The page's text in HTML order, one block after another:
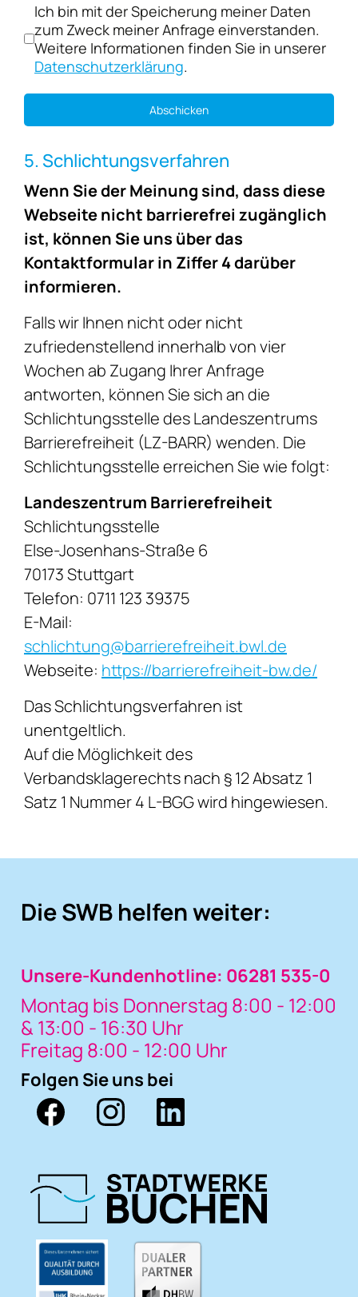
Ich bin mit der Speicherung meiner Daten
zum Zweck meiner Anfrage einverstanden.
Weitere Informationen finden Sie in unserer
Datenschutzerklärung.
Abschicken
5. Schlichtungsverfahren
Wenn Sie der Meinung sind, dass diese
Webseite nicht barrierefrei zugänglich
ist, können Sie uns über das
Kontaktformular in Ziffer 4 darüber
informieren.
Falls wir Ihnen nicht oder nicht
zufriedenstellend innerhalb von vier
Wochen ab Zugang Ihrer Anfrage
antworten, können Sie sich an die
Schlichtungsstelle des Landeszentrums
Barrierefreiheit (LZ-BARR) wenden. Die
Schlichtungsstelle erreichen Sie wie folgt:
Landeszentrum Barrierefreiheit
Schlichtungsstelle
Else-Josenhans-Straße 6
70173 Stuttgart
Telefon: 0711 123 39375
E-Mail:
schlichtung@barrierefreiheit.bwl.de
Webseite: https://barrierefreiheit-bw.de/
Das Schlichtungsverfahren ist
unentgeltlich.
Auf die Möglichkeit des
Verbandsklagerechts nach § 12 Absatz 1
Satz 1 Nummer 4 L-BGG wird hingewiesen.
Die SWB helfen weiter:
Unsere-Kundenhotline: 06281 535-0
Montag bis Donnerstag 8:00 - 12:00
& 13:00 - 16:30 Uhr
Freitag 8:00 - 12:00 Uhr
Folgen Sie uns bei